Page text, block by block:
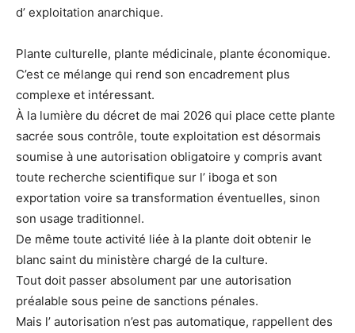
d’ exploitation anarchique.
Plante culturelle, plante médicinale, plante économique.
C’est ce mélange qui rend son encadrement plus
complexe et intéressant.
À la lumière du décret de mai 2026 qui place cette plante
sacrée sous contrôle, toute exploitation est désormais
soumise à une autorisation obligatoire y compris avant
toute recherche scientifique sur l’ iboga et son
exportation voire sa transformation éventuelles, sinon
son usage traditionnel.
De même toute activité liée à la plante doit obtenir le
blanc saint du ministère chargé de la culture.
Tout doit passer absolument par une autorisation
préalable sous peine de sanctions pénales.
Mais l’ autorisation n’est pas automatique, rappellent des